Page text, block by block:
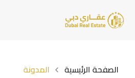
الصفحة الرئيسية المدونة